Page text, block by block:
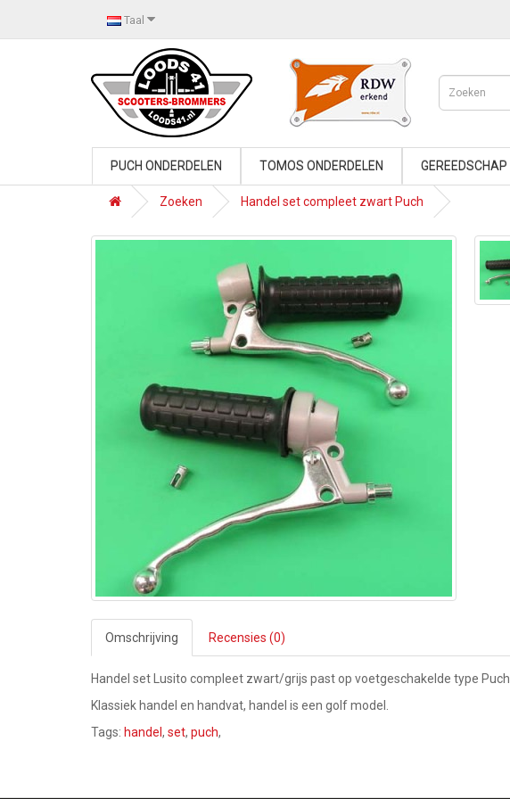
Taal
PUCH ONDERDELEN TOMOS ONDERDELEN GEREEDSCHAP
Zoeken Handel set compleet zwart Puch
Omschrijving Recensies (0)
Handel set Lusito compleet zwart/grijs past op voetgeschakelde type Puch.
Klassiek handel en handvat, handel is een golf model.
Tags: handel , set, puch,